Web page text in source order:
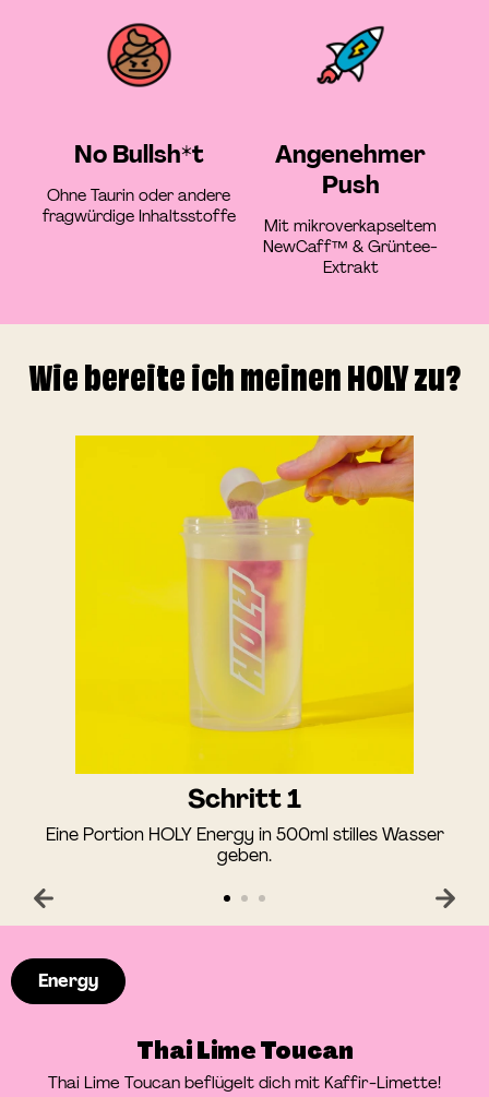
No Bullsh*t
Ohne Taurin oder andere
fragwürdige Inhaltsstoffe
Angenehmer
Push
Mit mikroverkapseltem
NewCaff™ & Grüntee-
Extrakt
Wie bereite ich meinen HOLY zu?
Schritt 1
Eine Portion HOLY Energy in 500ml stilles Wasser
geben.
Energy
Thai Lime Toucan
Thai Lime Toucan beflügelt dich mit Kaffir-Limette!